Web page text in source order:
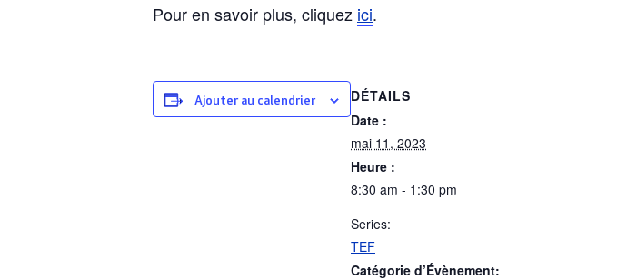
Pour en savoir plus, cliquez ici.
Ajouter au calendrier
DÉTAILS
Date :
mai 11, 2023
Heure :
8:30 am - 1:30 pm
Series:
TEF
Catégorie d’Évènement: